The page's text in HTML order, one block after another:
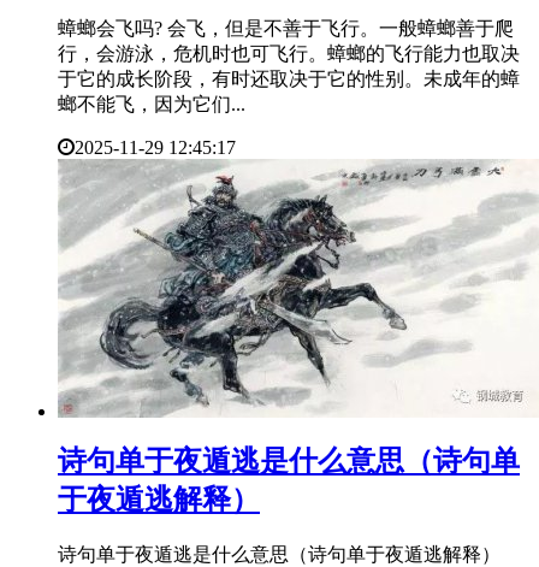
蟑螂会飞吗? 会飞，但是不善于飞行。一般蟑螂善于爬
行，会游泳，危机时也可飞行。蟑螂的飞行能力也取决
于它的成长阶段，有时还取决于它的性别。未成年的蟑
螂不能飞，因为它们...
2025-11-29 12:45:17
​诗句单于夜遁逃是什么意思（诗句单
于夜遁逃解释）
诗句单于夜遁逃是什么意思（诗句单于夜遁逃解释）